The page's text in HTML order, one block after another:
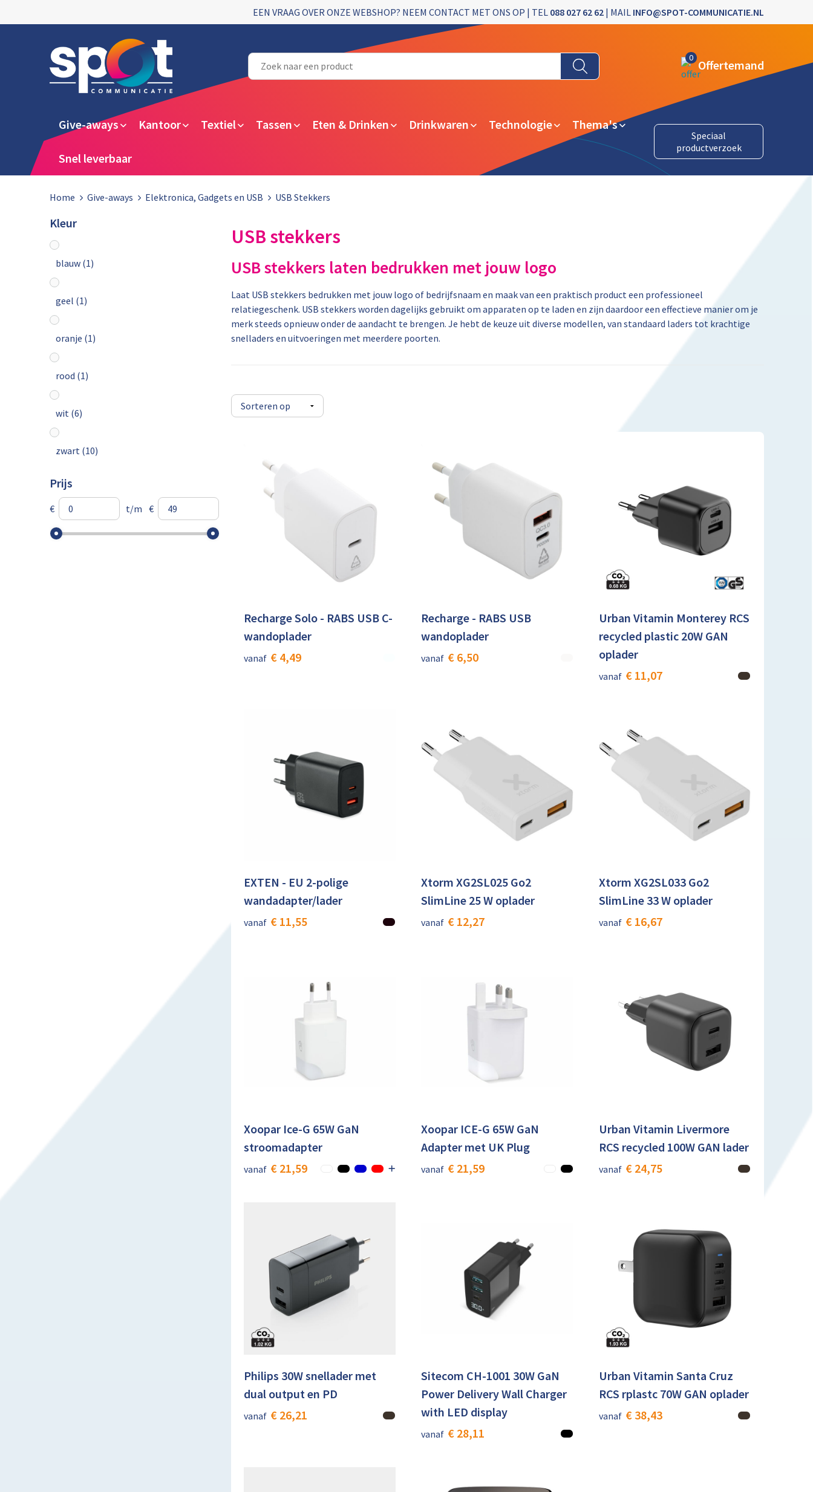
EEN VRAAG OVER ONZE WEBSHOP? NEEM CONTACT MET ONS OP | TEL 088 027 62 62| MAIL INFO@SPOT-COMMUNICATIE.NL
0 Offertemand
Give-aways Kantoor Textiel Tassen Eten & Drinken Drinkwaren Technologie Thema's
Snel leverbaar
Speciaal
productverzoek
Home Give-aways Elektronica, Gadgets en USB USB Stekkers
Kleur
blauw (1)
geel (1)
oranje (1)
rood (1)
wit (6)
zwart (10)
Prijs
€ t/m €
USB stekkers
USB stekkers laten bedrukken met jouw logo
Laat USB stekkers bedrukken met jouw logo of bedrijfsnaam en maak van een praktisch product een professioneel
relatiegeschenk. USB stekkers worden dagelijks gebruikt om apparaten op te laden en zijn daardoor een effectieve manier om je
merk steeds opnieuw onder de aandacht te brengen. Je hebt de keuze uit diverse modellen, van standaard laders tot krachtige
snelladers en uitvoeringen met meerdere poorten.
Recharge Solo - RABS USB C-
wandoplader
vanaf € 4,49
Recharge - RABS USB
wandoplader
vanaf € 6,50
Urban Vitamin Monterey RCS
recycled plastic 20W GAN
oplader
vanaf € 11,07
EXTEN - EU 2-polige
wandadapter/lader
vanaf € 11,55
Xtorm XG2SL025 Go2
SlimLine 25 W oplader
vanaf € 12,27
Xtorm XG2SL033 Go2
SlimLine 33 W oplader
vanaf € 16,67
Xoopar Ice-G 65W GaN
stroomadapter
vanaf € 21,59
Xoopar ICE-G 65W GaN
Adapter met UK Plug
vanaf € 21,59
Urban Vitamin Livermore
RCS recycled 100W GAN lader
vanaf € 24,75
Philips 30W snellader met
dual output en PD
vanaf € 26,21
Sitecom CH-1001 30W GaN
Power Delivery Wall Charger
with LED display
vanaf € 28,11
Urban Vitamin Santa Cruz
RCS rplastc 70W GAN oplader
vanaf € 38,43